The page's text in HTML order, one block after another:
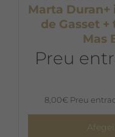
Marta
de Gasset
Mas
Preu
8,00€ Preu